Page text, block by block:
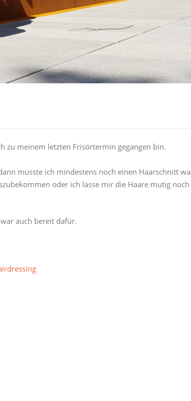
zu meinem letzten Frisörtermin gegangen bin.
müsste ich mindestens noch einen Haarschnitt
oder ich lasse mir die Haare mutig
auch bereit dafür.